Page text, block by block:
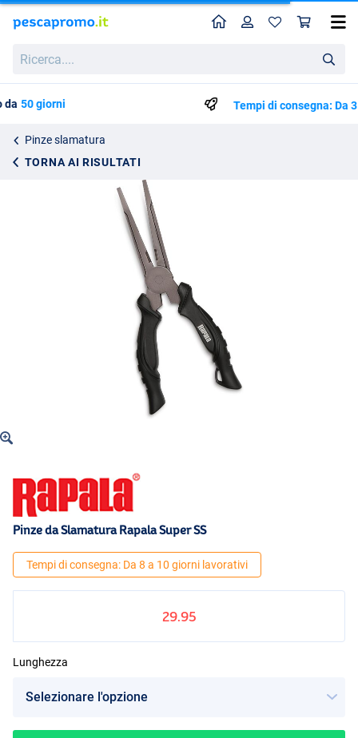
HomeProfilo
Tempi di consegna: Da 3 a 5 giorni lavorativi
Pinze slamatura
TORNA AI RISULTATI
Pinze da Slamatura Rapala Super SS
Pinze da Slamatura Rapala Super SS
Tempi di consegna: Da 8 a 10 giorni lavorativi
29.95
Lunghezza